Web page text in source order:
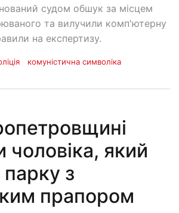
судом обшук за місцем
та вилучили комп'ютерну
на експертизу.
комуністична символіка
чоловіка, який
парку з
прапором